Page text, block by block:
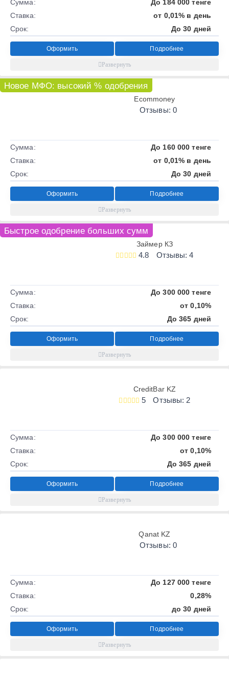
Сумма:
До 184 000 тенге
Ставка:
от 0,01% в день
Срок:
До 30 дней
Оформить Подробнее
Новое МФО: высокий % одобрения
Ecommoney
Отзывы: 0
Сумма:
До 160 000 тенге
Ставка:
от 0,01% в день
Срок:
До 30 дней
Оформить Подробнее
Быстрое одобрение больших сумм
Займер КЗ
4.8 Отзывы: 4
Сумма:
До 300 000 тенге
Ставка:
от 0,10%
Срок:
До 365 дней
Оформить Подробнее
CreditBar KZ
5 Отзывы: 2
Сумма:
До 300 000 тенге
Ставка:
от 0,10%
Срок:
До 365 дней
Оформить Подробнее
Qanat KZ
Отзывы: 0
Сумма:
До 127 000 тенге
Ставка:
0,28%
Срок:
до 30 дней
Оформить Подробнее